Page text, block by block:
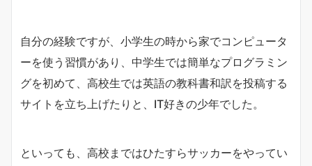
自分の経験ですが、小学生の時から家でコンピュータ
ーを使う習慣があり、中学生では簡単なプログラミン
グを初めて、高校生では英語の教科書和訳を投稿する
サイトを立ち上げたりと、IT好きの少年でした。
といっても、高校まではひたすらサッカーをやってい